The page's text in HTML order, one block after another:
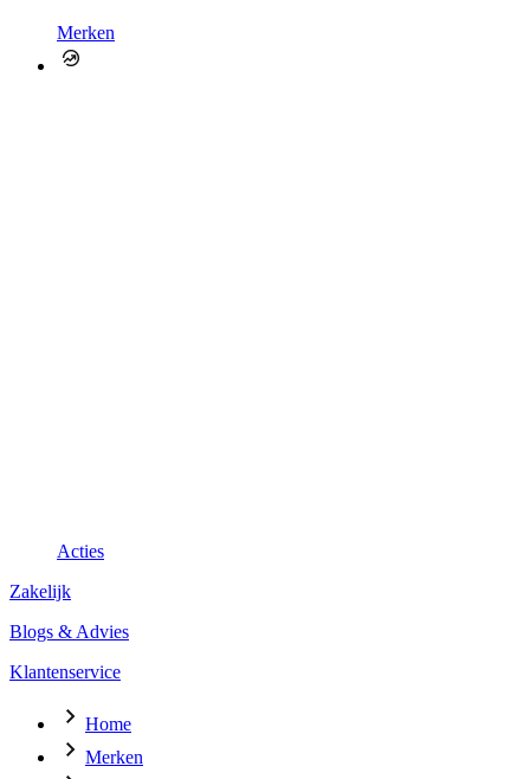
Merken
Acties
Zakelijk
Blogs & Advies
Klantenservice
Home
Merken